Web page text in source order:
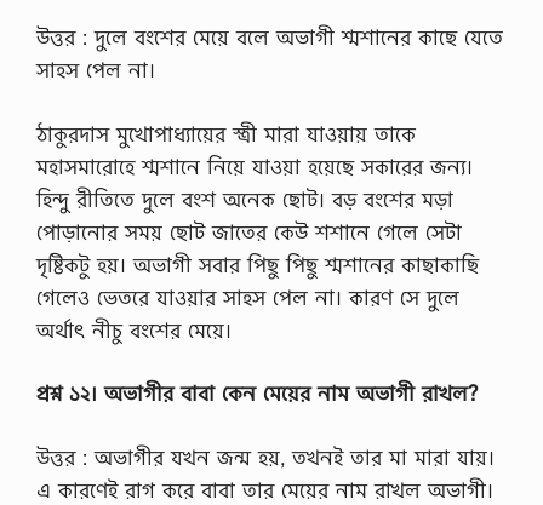
উত্তর : দুলে বংশের মেয়ে বলে অভাগী শ্মশানের কাছে যেতে
সাহস পেল না।
ঠাকুরদাস মুখােপাধ্যায়ের স্ত্রী মারা যাওয়ায় তাকে
মহাসমারােহে শ্মশানে নিয়ে যাওয়া হয়েছে সকারের জন্য।
হিন্দু রীতিতে দুলে বংশ অনেক ছােট। বড় বংশের মড়া
পােড়ানাের সময় ছােট জাতের কেউ শশানে গেলে সেটা
দৃষ্টিকটু হয়। অভাগী সবার পিছু পিছু শ্মশানের কাছাকাছি
গেলেও ভেতরে যাওয়ার সাহস পেল না। কারণ সে দুলে
অর্থাৎ নীচু বংশের মেয়ে।
প্রশ্ন ১২। অভাগীর বাবা কেন মেয়ের নাম অভাগী রাখল?
উত্তর : অভাগীর যখন জন্ম হয়, তখনই তার মা মারা যায়।
এ কারণেই রাগ করে বাবা তার মেয়ের নাম রাখল অভাগী।